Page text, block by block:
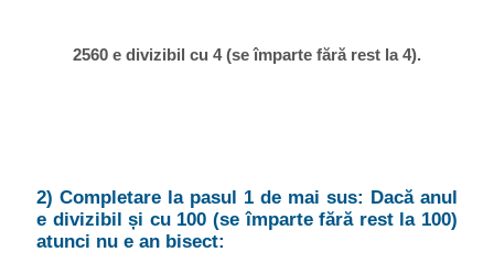
2560 e divizibil cu 4 (se împarte fără rest la 4).
2) Completare la pasul 1 de mai sus: Dacă anul
e divizibil și cu 100 (se împarte fără rest la 100)
atunci nu e an bisect: